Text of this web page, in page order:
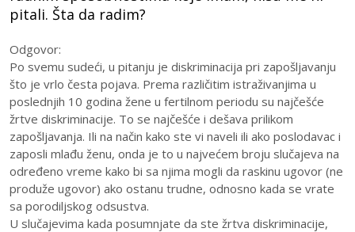
pitali. Šta da radim?
Odgovor:
Po svemu sudeći, u pitanju je diskriminacija pri zapošljavanju
što je vrlo česta pojava. Prema različitim istraživanjima u
poslednjih 10 godina žene u fertilnom periodu su najčešće
žrtve diskriminacije. To se najčešće i dešava prilikom
zapošljavanja. Ili na način kako ste vi naveli ili ako poslodavac i
zaposli mlađu ženu, onda je to u najvećem broju slučajeva na
određeno vreme kako bi sa njima mogli da raskinu ugovor (ne
produže ugovor) ako ostanu trudne, odnosno kada se vrate
sa porodiljskog odsustva.
U slučajevima kada posumnjate da ste žrtva diskriminacije,